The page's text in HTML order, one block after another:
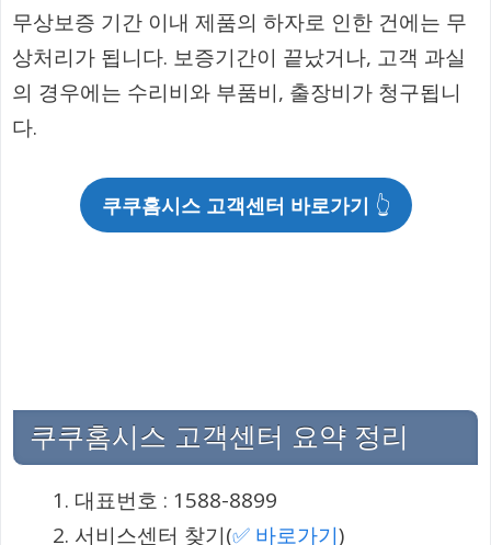
무상보증 기간 이내 제품의 하자로 인한 건에는 무
상처리가 됩니다. 보증기간이 끝났거나, 고객 과실
의 경우에는 수리비와 부품비, 출장비가 청구됩니
다.
쿠쿠홈시스 고객센터 바로가기 👆
쿠쿠홈시스 고객센터 요약 정리
대표번호 : 1588-8899
서비스센터 찾기(✅ 바로가기)